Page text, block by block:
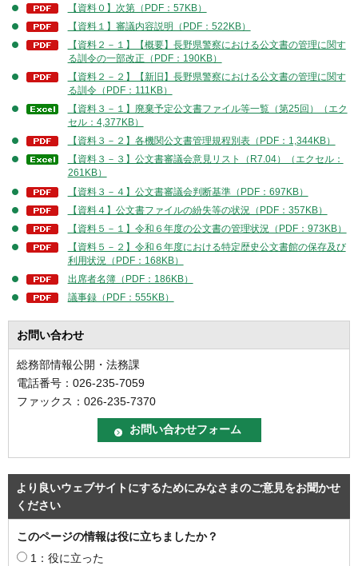
【資料０】次第（PDF：57KB）
【資料１】審議内容説明（PDF：522KB）
【資料２－１】【概要】長野県警察における公文書の管理に関す
る訓令の一部改正（PDF：190KB）
【資料２－２】【新旧】長野県警察における公文書の管理に関す
る訓令（PDF：111KB）
【資料３－１】廃棄予定公文書ファイル等一覧（第25回）（エク
セル：4,377KB）
【資料３－２】各機関公文書管理規程別表（PDF：1,344KB）
【資料３－３】公文書審議会意見リスト（R7.04）（エクセル：
261KB）
【資料３－４】公文書審議会判断基準（PDF：697KB）
【資料４】公文書ファイルの紛失等の状況（PDF：357KB）
【資料５－１】令和６年度の公文書の管理状況（PDF：973KB）
【資料５－２】令和６年度における特定歴史公文書館の保存及び
利用状況（PDF：168KB）
出席者名簿（PDF：186KB）
議事録（PDF：555KB）
お問い合わせ
総務部情報公開・法務課
電話番号：026-235-7059
ファックス：026-235-7370
より良いウェブサイトにするためにみなさまのご意見をお聞かせ
ください
このページの情報は役に立ちましたか？
1：役に立った